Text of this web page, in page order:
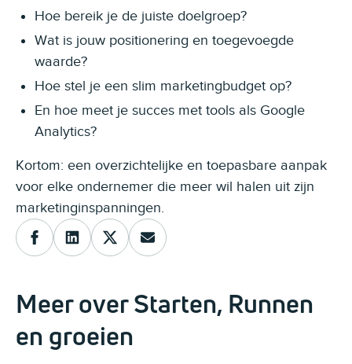
Hoe bereik je de juiste doelgroep?
Wat is jouw positionering en toegevoegde
waarde?
Hoe stel je een slim marketingbudget op?
En hoe meet je succes met tools als Google
Analytics?
Kortom: een overzichtelijke en toepasbare aanpak
voor elke ondernemer die meer wil halen uit zijn
marketinginspanningen.
Meer over Starten, Runnen
en groeien